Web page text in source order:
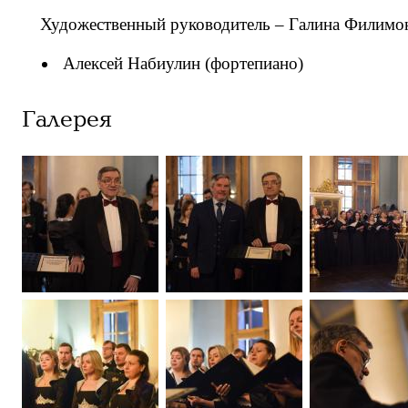
Художественный руководитель – Галина
Алексей Набиулин (фортепиано)
Галерея